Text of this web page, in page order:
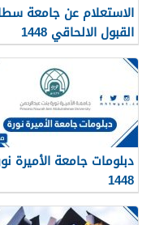
الاستعلام عن جامعة
القبول الالحاقي 1448
دبلومات جامعة الأميرة
1448